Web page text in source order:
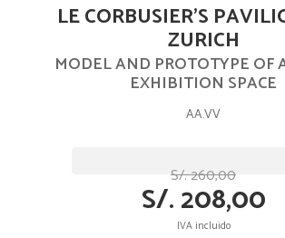
LE CORBUSIER'S
ZURICH
MODEL AND PROTOTYPE OF
EXHIBITION SPACE
AA.VV
S/. 260,00
S/. 208,00
IVA incluido